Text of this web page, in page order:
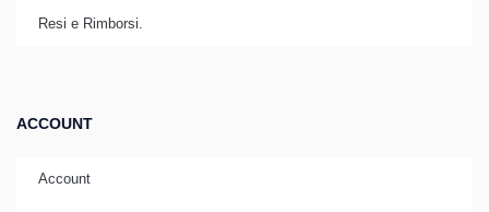
Resi e Rimborsi.
ACCOUNT
Account